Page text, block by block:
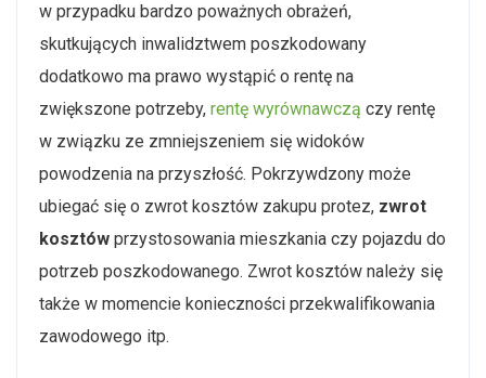
w przypadku bardzo poważnych obrażeń,
skutkujących inwalidztwem poszkodowany
dodatkowo ma prawo wystąpić o rentę na
zwiększone potrzeby, rentę wyrównawczą czy rentę
w związku ze zmniejszeniem się widoków
powodzenia na przyszłość. Pokrzywdzony może
ubiegać się o zwrot kosztów zakupu protez, zwrot
kosztów przystosowania mieszkania czy pojazdu do
potrzeb poszkodowanego. Zwrot kosztów należy się
także w momencie konieczności przekwalifikowania
zawodowego itp.